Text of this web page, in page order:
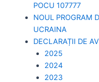
POCU 107777
NOUL PROGRAM
UCRAINA
DECLARAȚII DE
2025
2024
2023